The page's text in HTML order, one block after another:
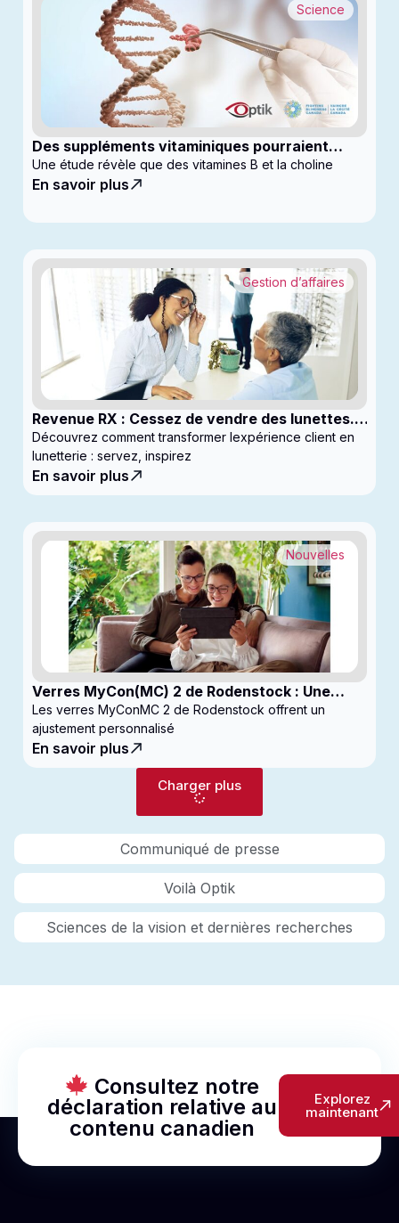
Communiqué de presse
Voilà Optik
Sciences de la vision et dernières recherches
Des suppléments vitaminiques pourraient
ralentir la progression du glaucome
Science
Une étude révèle que des vitamines B et la choline
En savoir plus
Revenue RX : Cessez de vendre des lunettes.
Commencez à générer des profits
Gestion d’affaires
Découvrez comment transformer lexpérience client en
lunetterie : servez, inspirez
En savoir plus
Verres MyCon(MC) 2 de Rodenstock : Une
nouvelle génération de verres pour
enfantsconçus pour le contrôle de la myopie
Nouvelles
Les verres MyConMC 2 de Rodenstock offrent un
ajustement personnalisé
En savoir plus
Charger plus
Consultez notre
déclaration relative au
contenu canadien
Explorez
maintenant